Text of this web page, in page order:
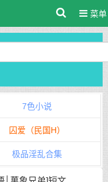
菜单
7色小说
囚爱（民国H）
极品淫乱合集